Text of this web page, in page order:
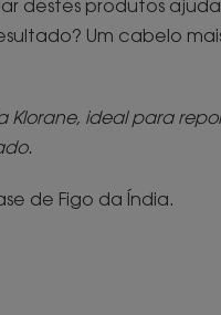
destes produtos
Um cabelo
ideal para
de Figo da Índia.